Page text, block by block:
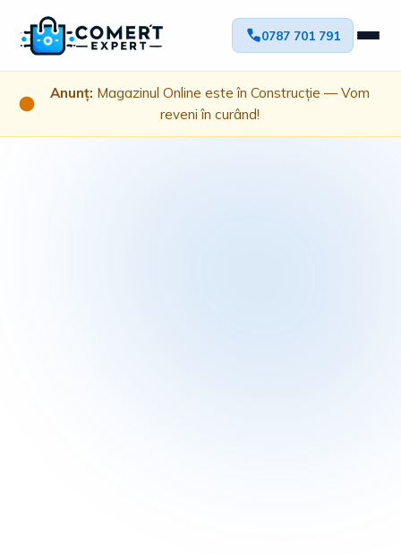
0787 701 791
Anunț: Magazinul Online este în Construcție — Vom
reveni în curând!